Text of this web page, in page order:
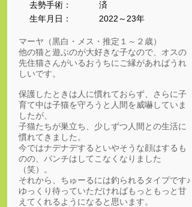
​去勢手術：
生年月日：
済
2022～23年
マーヤ（黒白・メス・推定１～２歳）
他の猫と遊ぶのが大好きな子なので、オスの
先住猫さんがいるおうちにご縁があればうれ
しいです。
保護したときは人に慣れておらず、さらに子
育て中は子猫を守ろうと人間を威嚇していま
したが、
子猫たちが巣立ち、少しずつ人間との生活に
慣れてきました。
今ではナデナデするといやそうな顔はするも
のの、パンチはしてこなくなりました
（笑）。
それから、ちゅーるには釣られるタイプです♪
ゆっくり待っていただければもっともっと甘
えてくれるようになると思います。